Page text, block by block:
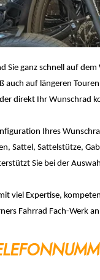
Sie ganz schnell auf
auf längeren
direkt Ihr Wunschrad
Ihres
Sattel, Sattelstütze,
Sie bei der
viel Expertise,
Fahrrad Fach-Werk